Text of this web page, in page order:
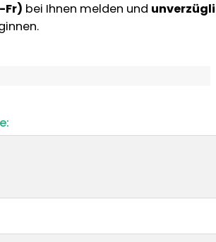
Fr) bei Ihnen melden und